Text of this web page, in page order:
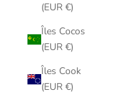
(EUR €)
Îles Cocos
(EUR €)
Îles Cook
(EUR €)